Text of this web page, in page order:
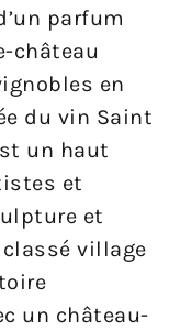
parfum
château
en
du vin Saint
un haut
et
et
village
un château-